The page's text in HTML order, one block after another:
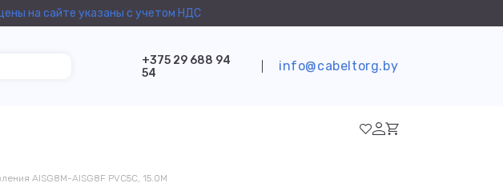
на сайте указаны с учетом НДС
+375 29 688 94
54
info@cabeltorg.by
AISG8M-AISG8F PVC5C, 15.0M